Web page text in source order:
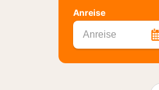
Anreise
Anreise